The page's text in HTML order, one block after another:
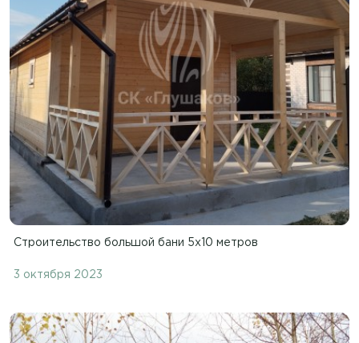
Строительство большой бани 5х10 метров
3 октября 2023